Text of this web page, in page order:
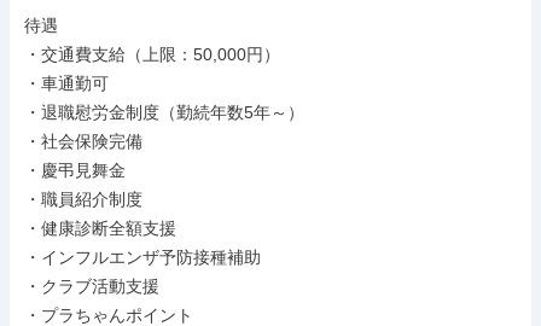
待遇
・交通費支給（上限：50,000円）
・車通勤可
・退職慰労金制度（勤続年数5年～）
・社会保険完備
・慶弔見舞金
・職員紹介制度
・健康診断全額支援
・インフルエンザ予防接種補助
・クラブ活動支援
・プラちゃんポイント